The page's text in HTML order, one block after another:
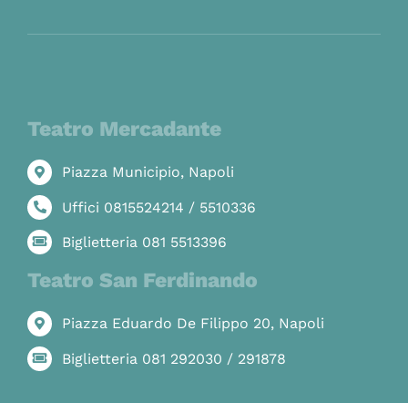
Teatro Mercadante
Piazza Municipio, Napoli
Uffici 0815524214 / 5510336
Biglietteria 081 5513396
Teatro San Ferdinando
Piazza Eduardo De Filippo 20, Napoli
Biglietteria 081 292030 / 291878